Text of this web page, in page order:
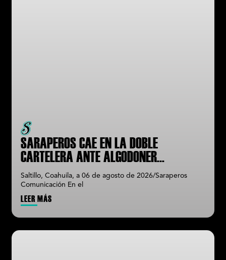
SARAPEROS CAE EN LA DOBLE
CARTELERA ANTE ALGODONER
Saltillo, Coahuila, a 06 de agosto de 2026/Saraperos
Comunicación En el
LEER MÁS